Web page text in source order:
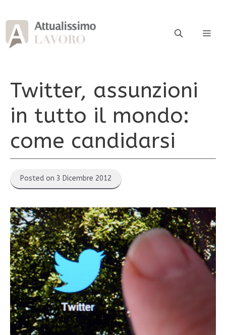
al
contenuto
Twitter, assunzioni
in tutto il mondo:
come candidarsi
Posted on 3 Dicembre 2012